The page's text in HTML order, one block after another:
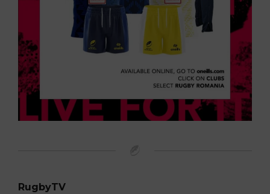
RugbyTV